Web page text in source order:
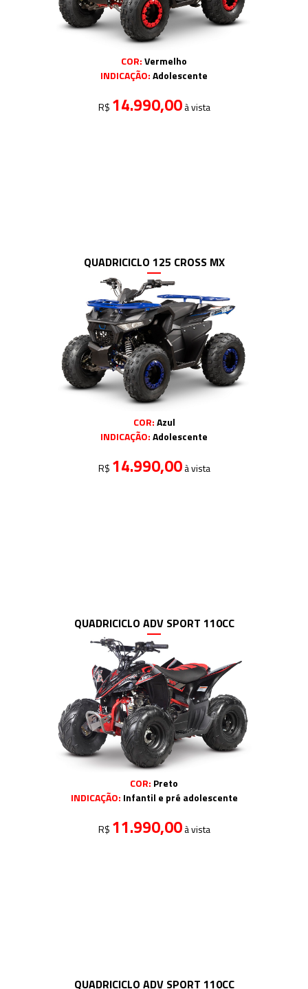
COR:Vermelho
INDICAÇÃO:Adolescente
R$ 14.990,00à vista
QUADRICICLO 125 CROSS MX
COR:Azul
INDICAÇÃO:Adolescente
R$ 14.990,00à vista
QUADRICICLO ADV SPORT 110CC
COR: Preto
INDICAÇÃO: Infantil e pré adolescente
R$ 11.990,00à vista
QUADRICICLO ADV SPORT 110CC